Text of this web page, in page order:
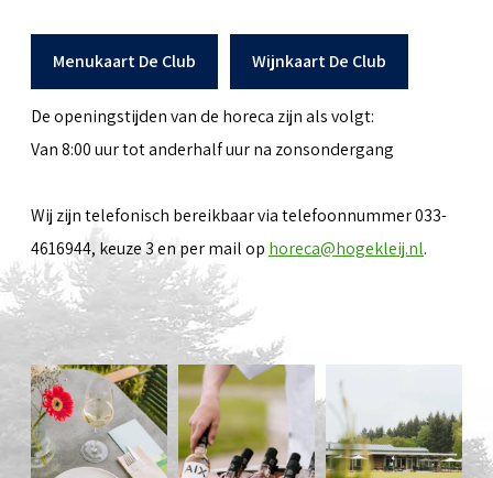
Menukaart De Club Wijnkaart De Club
De openingstijden van de horeca zijn als volgt:
Van 8:00 uur tot anderhalf uur na zonsondergang
Wij zijn telefonisch bereikbaar via telefoonnummer 033-
4616944, keuze 3 en per mail op horeca@hogekleij.nl.